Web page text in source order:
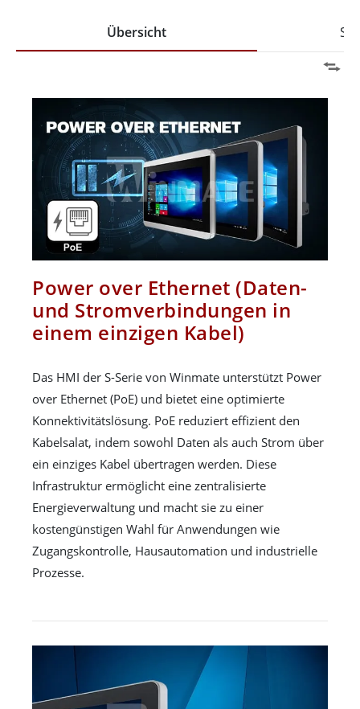
Übersicht
Power over Ethernet (Daten-
und Stromverbindungen in
einem einzigen Kabel)
Das HMI der S-Serie von Winmate unterstützt Power
over Ethernet (PoE) und bietet eine optimierte
Konnektivitätslösung. PoE reduziert effizient den
Kabelsalat, indem sowohl Daten als auch Strom über
ein einziges Kabel übertragen werden. Diese
Infrastruktur ermöglicht eine zentralisierte
Energieverwaltung und macht sie zu einer
kostengünstigen Wahl für Anwendungen wie
Zugangskontrolle, Hausautomation und industrielle
Prozesse.